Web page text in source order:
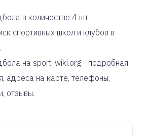
в количестве 4 шт.
спортивных школ и клубов в
на sport-wiki.org - подробная
адреса на карте, телефоны,
отзывы.